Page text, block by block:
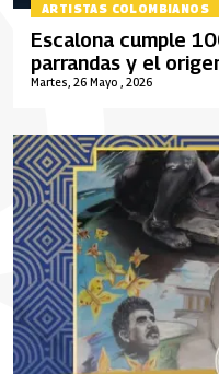
ARTISTAS COLOMBIANOS
Martes, 26 Mayo , 2026
Escalona cumple
parrandas y el